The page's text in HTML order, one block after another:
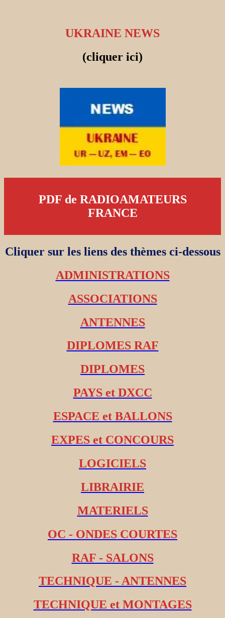
UKRAINE NEWS
(cliquer ici)
PDF de RADIOAMATEURS
FRANCE
Cliquer sur les liens des thèmes ci-dessous
ADMINISTRATIONS
ASSOCIATIONS
ANTENNES
DIPLOMES RAF
DIPLOMES
PAYS et DXCC
ESPACE et BALLONS
EXPES et CONCOURS
LOGICIELS
LIBRAIRIE
MATERIELS
OC - ONDES COURTES
RAF - SALONS
TECHNIQUE - ANTENNES
TECHNIQUE et MONTAGES